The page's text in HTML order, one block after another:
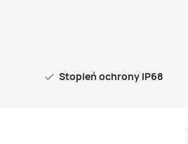
Stopień ochrony IP68